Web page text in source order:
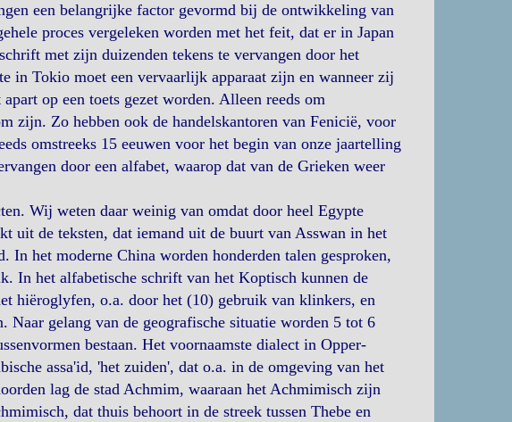
een belangrijke factor gevormd bij de ontwikkeling van
proces vergeleken worden met het feit, dat er in Japan
met zijn duizenden tekens te vervangen door het
in Tokio moet een vervaarlijk apparaat zijn en wanneer zij
op een toets gezet worden. Alleen reeds om
zijn. Zo hebben ook de handelskantoren van Fenicië, voor
omstreeks 15 eeuwen voor het begin van onze jaartelling
door een alfabet, waarop dat van de Grieken weer
Wij weten daar weinig van omdat door heel Egypte
uit de teksten, dat iemand uit de buurt van Asswan in het
het moderne China worden honderden talen gesproken,
In het alfabetische schrift van het Koptisch kunnen de
hiëroglyfen, o.a. door het (10) gebruik van klinkers, en
Naar gelang van de geografische situatie worden 5 tot 6
bestaan. Het voornaamste dialect in Opper-
assa'id, 'het zuiden', dat o.a. in de omgeving van het
lag de stad Achmim, waaraan het Achmimisch zijn
dat thuis behoort in de streek tussen Thebe en